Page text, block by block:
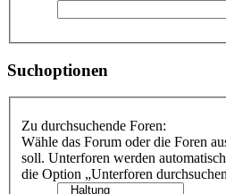
Suchoptionen
Zu durchsuchende Foren:
Wähle das Forum oder die Foren
soll. Unterforen werden
die Option „Unterforen